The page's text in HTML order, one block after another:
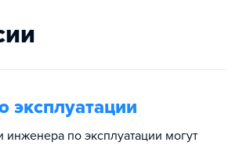
эксплуатации
инженера по эксплуатации могут